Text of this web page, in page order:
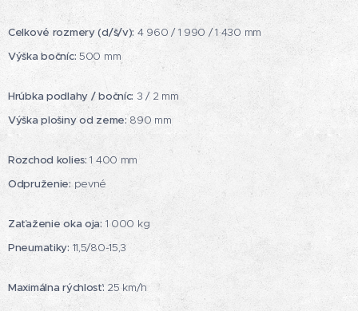
Celkové rozmery (d/š/v): 4 960 / 1 990 / 1 430 mm
Výška bočníc: 500 mm
Hrúbka podlahy / bočníc: 3 / 2 mm
Výška plošiny od zeme: 890 mm
Rozchod kolies: 1 400 mm
Odpruženie: pevné
Zaťaženie oka oja: 1 000 kg
Pneumatiky: 11,5/80-15,3
Maximálna rýchlosť: 25 km/h